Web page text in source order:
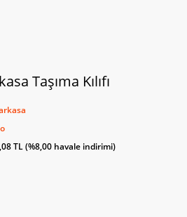
Taşıma Kılıfı
TL (%8,00 havale indirimi)